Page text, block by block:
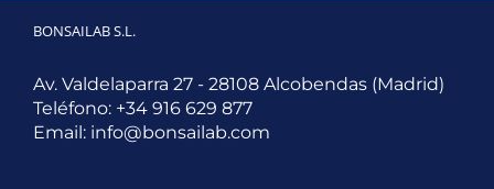
BONSAILAB S.L.
Av. Valdelaparra 27 - 28108 Alcobendas (Madrid)
Teléfono: +34 916 629 877
Email: info@bonsailab.com